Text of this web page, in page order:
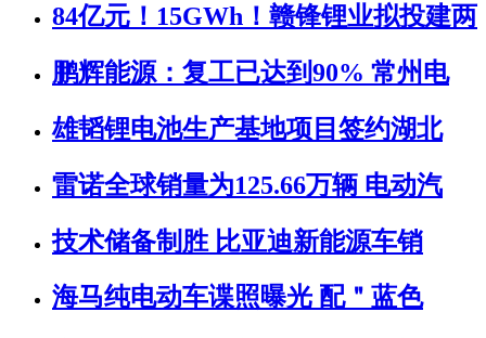
84亿元！15GWh！赣锋锂业拟投建两
鹏辉能源：复工已达到90% 常州电
雄韬锂电池生产基地项目签约湖北
雷诺全球销量为125.66万辆 电动汽
技术储备制胜 比亚迪新能源车销
海马纯电动车谍照曝光 配＂蓝色